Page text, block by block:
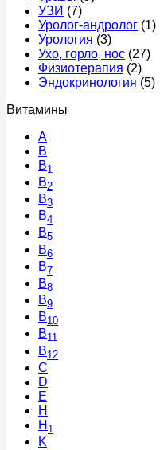
УЗИ (7)
Уролог-андролог (1)
Урология (3)
Ухо, горло, нос (27)
Физиотерапия (2)
Эндокринология (5)
Витамины
A
В
B1
B2
B3
B4
B5
B6
B7
B8
B9
B10
B11
B12
C
D
E
H
H 1
K